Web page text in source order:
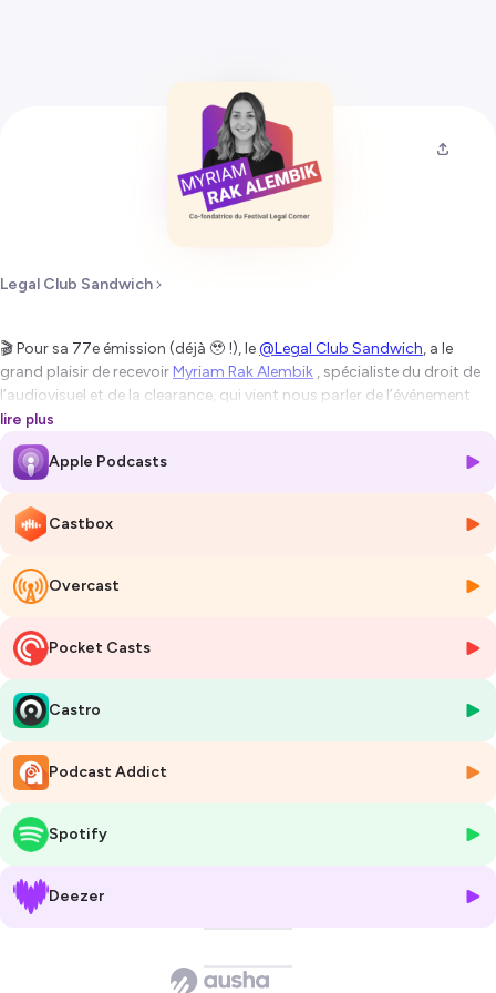
Legal Club Sandwich
🎬 Pour sa 77e émission (déjà 🥹 !), le@Legal Club Sandwich, a le
grand plaisir de recevoirMyriam Rak Alembik , spécialiste du droit de
l’audiovisuel et de la clearance, qui vient nous parler de l’événement
qu’elle a créé le
audiovisuel, dont la prochaine édition se tient à Metz, les 21 et 22
novembre prochains !
🎙️#77 : L’audiovisuel et le juridique tout un festival !
Entourée par nos chers chroniqueurs, particulièrement en forme,
@Audrey Déléris,
Alembik nous explique notamment combien sortir de son bureau
pour les juristes et créer des rencontres « en vrai » sont deux choses
essentielles pour faire bouger les lignes dans les discussions au cœur
Abonnez-vous pour être les premiers informés des prochains rendez-
vous !
Hébergé par Ausha. Visitez
pour plus d'informations.
lire plus
Apple Podcasts
Castbox
Overcast
Pocket Casts
Castro
Podcast Addict
Spotify
Deezer